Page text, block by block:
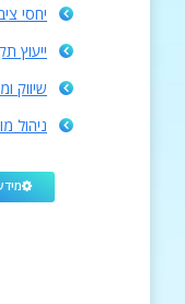
יחסי
ייעוץ
שיווק
ניהול